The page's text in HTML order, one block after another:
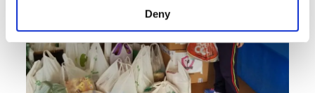
Deny